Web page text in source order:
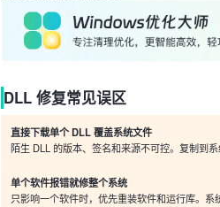
DLL 修复常见误区
直接下载单个 DLL 覆盖系统文件
陌生 DLL 的版本、签名和来源不可控。复制到
单个软件报错就修整个系统
只影响一个软件时，优先重装软件和运行库。系